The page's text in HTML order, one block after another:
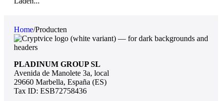
Home/Producten
PLADINUM GROUP SL
Avenida de Manolete 3a, local
29660 Marbella, España (ES)
Tax ID: ESB72758436